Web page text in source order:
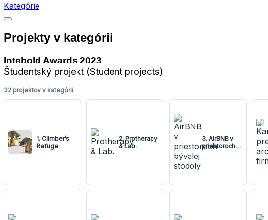
Kategórie
Projekty v kategórii
Intebold Awards 2023
Študentský projekt (Student projects)
32 projektov v kategórii
1. Climber’s
Refuge
2. Protherapy
& Lab.
3. AirBNB v
priestoroch